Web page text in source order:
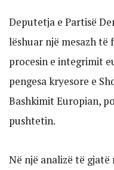
Deputetja e Partisë
lëshuar një mesazh
procesin e integrimit
pengesa kryesore e
Bashkimit Europian,
pushtetin.
Në një analizë të